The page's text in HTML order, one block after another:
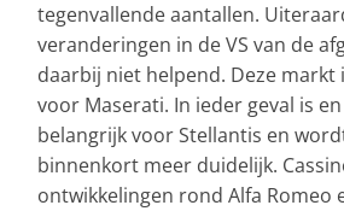
tegenvallende aantallen.
veranderingen in de VS van de
daarbij niet helpend. Deze markt
voor Maserati. In ieder geval is
belangrijk voor Stellantis en
binnenkort meer duidelijk.
ontwikkelingen rond Alfa Romeo